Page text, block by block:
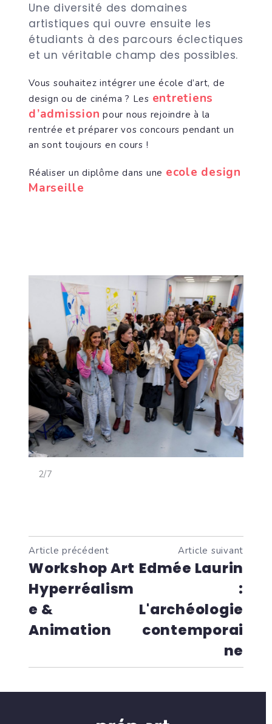
Une diversité des domaines
artistiques qui ouvre ensuite les
étudiants à des parcours éclectiques
et un véritable champ des possibles.
Vous souhaitez intégrer une école d’art, de
design ou de cinéma ? Les entretiens
d’admission pour nous rejoindre à la
rentrée et préparer vos concours pendant un
an sont toujours en cours !
Réaliser un diplôme dans une ecole design
Marseille
2/7
Article précédent
Workshop Art
Hyperréalism
e &
Animation
Article suivant
Edmée Laurin
:
L'archéologie
contemporai
ne